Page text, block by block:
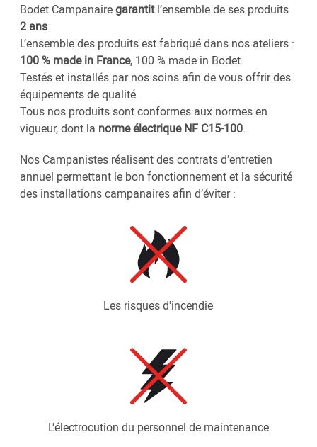
Bodet Campanairegarantitl’ensemble de ses produits
2 ans.
L’ensemble des produits est fabriqué dans nos ateliers :
100 % made in France, 100 % made in Bodet.
Testés et installés par nos soins afin de vous offrir des
équipements de qualité.
Tous nos produits sont conformes aux normes en
vigueur, dont la norme électrique NF C15-100.
Nos Campanistes réalisent des contrats d’entretien
annuel permettant le bon fonctionnement et la sécurité
des installations campanaires afin d’éviter :
Les risques d'incendie
L'électrocution du personnel de maintenance